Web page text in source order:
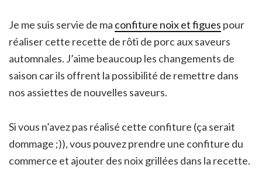
Je me suis servie de ma confiture noix et figues pour
réaliser cette recette de rôti de porc aux saveurs
automnales. J’aime beaucoup les changements de
saison car ils offrent la possibilité de remettre dans
nos assiettes de nouvelles saveurs.
Si vous n’avez pas réalisé cette confiture (ça serait
dommage ;)), vous pouvez prendre une confiture du
commerce et ajouter des noix grillées dans la recette.